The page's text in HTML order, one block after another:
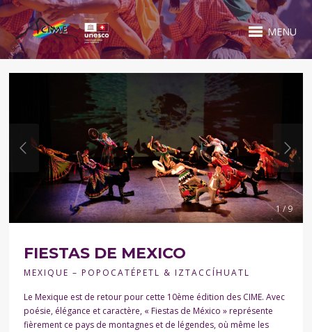
MENU
1 / 9
FIESTAS DE MEXICO
MEXIQUE – POPOCATÉPETL & IZTACCÍHUATL
Le Mexique est de retour pour cette 10ème édition des CIME. Avec
poésie, élégance et caractère, « Fiestas de México » représente
fièrement ce pays de montagnes et de légendes, où même les